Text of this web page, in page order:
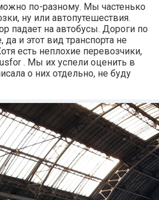
по-разному. Мы частенько
ну или автопутешествия.
падает на автобусы. Дороги по
да и этот вид транспорта не
есть неплохие перевозчики,
. Мы их успели оценить в
о них отдельно, не буду